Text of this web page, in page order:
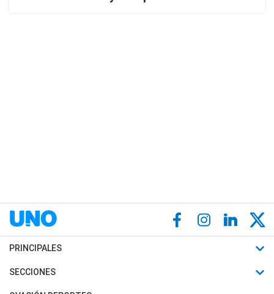
PRINCIPALES
Últimas Noticias
Política
SECCIONES